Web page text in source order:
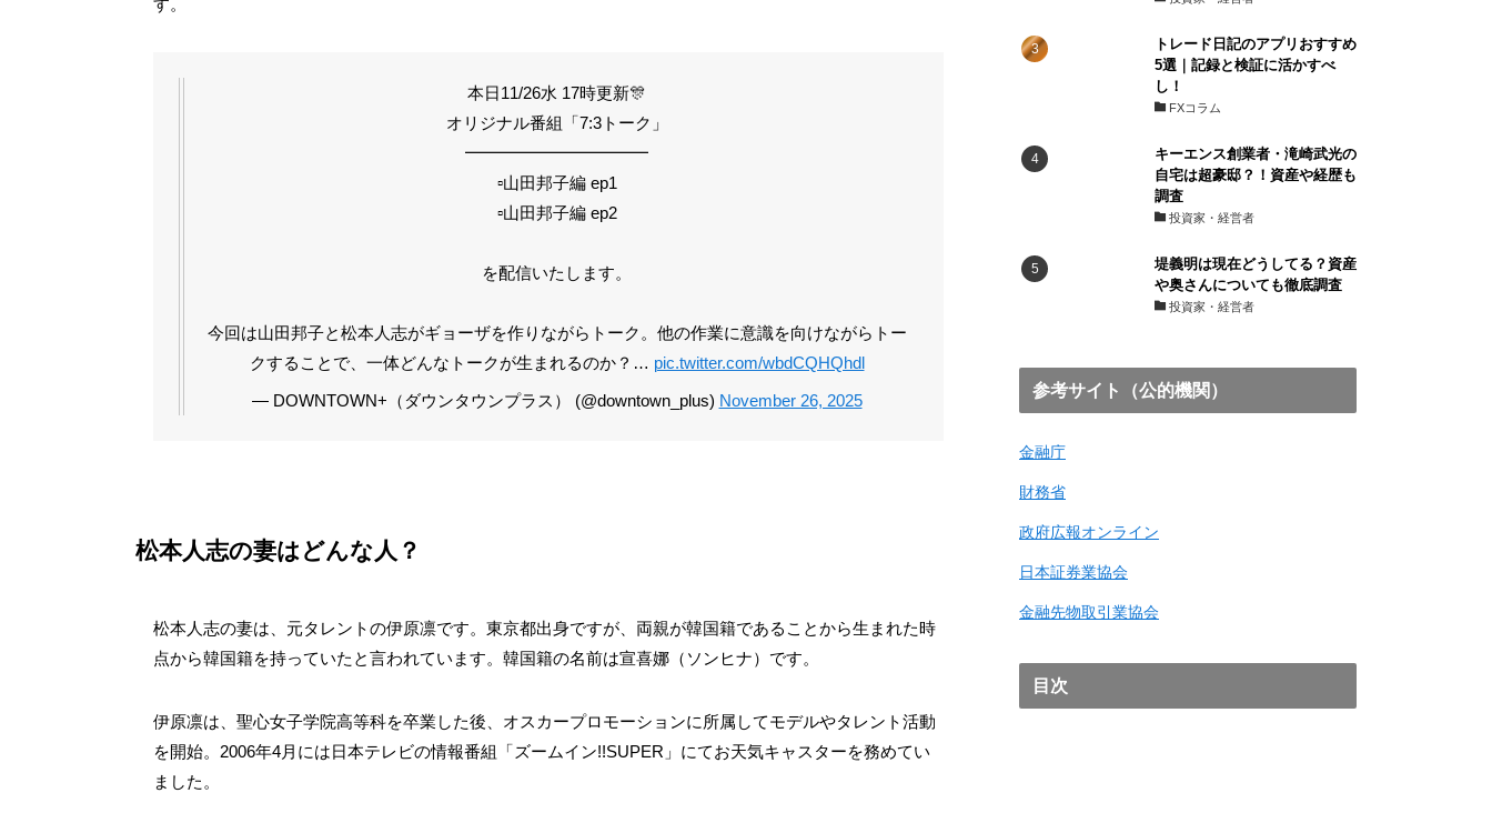
す。
本日11/26水 17時更新🎊
オリジナル番組「7:3トーク」
━━━━━━━━━━━
▫山田邦子編 ep1
▫山田邦子編 ep2
を配信いたします。
今回は山田邦子と松本人志がギョーザを作りながらトーク。他の作業に意識を向けながらトー
クすることで、一体どんなトークが生まれるのか？… pic.twitter.com/wbdCQHQhdl
— DOWNTOWN+（ダウンタウンプラス） (@downtown_plus) November 26, 2025
松本人志の妻はどんな人？
松本人志の妻は、元タレントの伊原凛です。東京都出身ですが、両親が韓国籍であることから生まれた時
点から韓国籍を持っていたと言われています。韓国籍の名前は宣喜娜（ソンヒナ）です。
伊原凛は、聖心女子学院高等科を卒業した後、オスカープロモーションに所属してモデルやタレント活動
を開始。2006年4月には日本テレビの情報番組「ズームイン!!SUPER」にてお天気キャスターを務めてい
ました。
トレード日記のアプリおすすめ
5選｜記録と検証に活かすべ
し！
FXコラム
キーエンス創業者・滝崎武光の
自宅は超豪邸？！資産や経歴も
調査
投資家・経営者
堤義明は現在どうしてる？資産
や奥さんについても徹底調査
投資家・経営者
参考サイト（公的機関）
金融庁
財務省
政府広報オンライン
日本証券業協会
金融先物取引業協会
目次